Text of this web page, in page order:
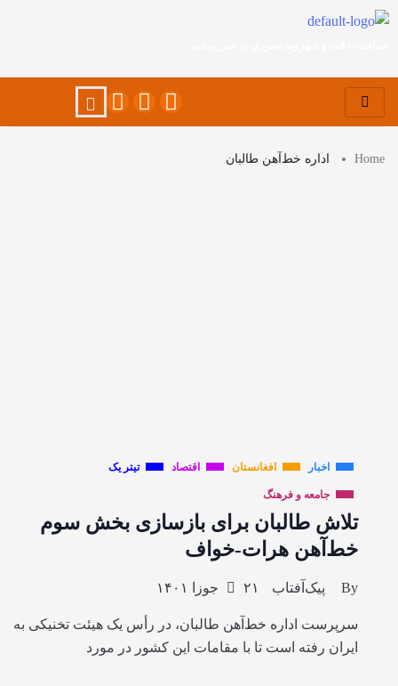
Home اداره خط‌آهن طالبان
اخبار افغانستان اقتصاد تیتر یک
جامعه و فرهنگ
تلاش طالبان برای بازسازی بخش سوم
خط‌آهن هرات-خواف
By پیک‌آفتاب ۲۱ جوزا ۱۴۰۱
سرپرست اداره خط‌آهن طالبان، در رأس یک هیئت تخنیکی به
ایران رفته است تا با مقامات این کشور در مورد